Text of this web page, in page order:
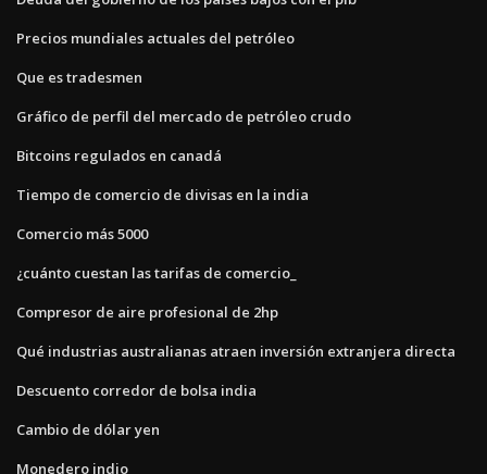
Precios mundiales actuales del petróleo
Que es tradesmen
Gráfico de perfil del mercado de petróleo crudo
Bitcoins regulados en canadá
Tiempo de comercio de divisas en la india
Comercio más 5000
¿cuánto cuestan las tarifas de comercio_
Compresor de aire profesional de 2hp
Qué industrias australianas atraen inversión extranjera directa
Descuento corredor de bolsa india
Cambio de dólar yen
Monedero indio